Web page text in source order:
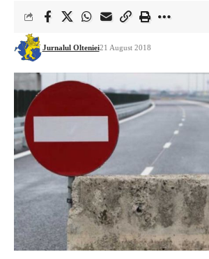
Jurnalul Olteniei21 August 2018